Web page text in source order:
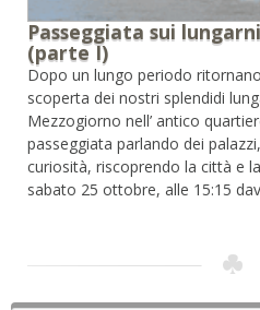
Passeggiata sui
(parte I)
Dopo un lungo periodo
scoperta dei nostri splendidi
Mezzogiorno nell’ antico
passeggiata parlando dei
curiosità, riscoprendo la città e
sabato 25 ottobre, alle 15:15